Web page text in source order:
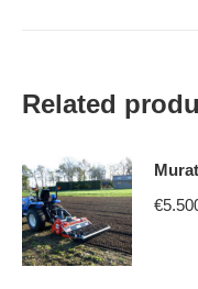
Related
€